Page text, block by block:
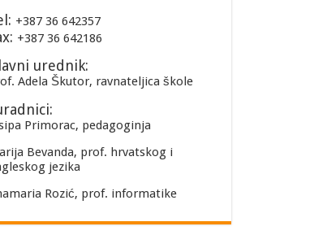
+387 36 642357
+387 36 642186
urednik:
Adela Škutor, ravnateljica škole
Primorac, pedagoginja
Bevanda, prof. hrvatskog i
jezika
Rozić, prof. informatike